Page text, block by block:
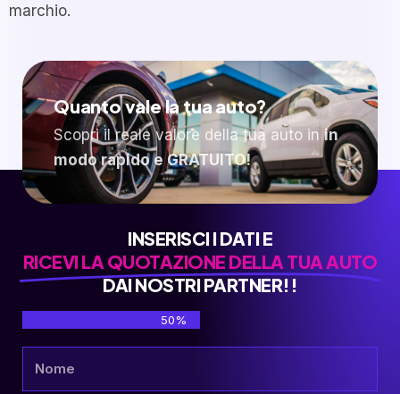
marchio.
Quanto vale la tua auto?
Scopri il reale valore della tua auto inin
modo rapido e GRATUITO!
INSERISCI I DATI E
RICEVI LA QUOTAZIONE DELLA TUA AUTO
DAI NOSTRI PARTNER!!
50%